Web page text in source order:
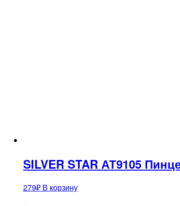
SILVER STAR АТ9105
279₽ В корзину